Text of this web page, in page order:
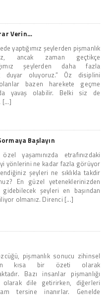
Verin…
yaptığımız şeylerden pişmanlık
ancak zaman geçtikçe
şeylerden daha fazla
duyar oluyoruz.” Öz disiplini
bazen harekete geçme
yavaş olabilir. Belki siz de
[...]
Başlayın
yaşamınızda etrafınızdaki
yönlerini ne kadar fazla görüyor
şeyleri ne sıklıkla takdir
En güzel yeteneklerinizden
şeyleri en başından
olmanız. Direnci [...]
pişmanlık sonucu zihinsel
kısa bir özeti olarak
Bazı insanlar pişmanlığı
olarak dile getirirken, diğerleri
tersine inanırlar. Genelde